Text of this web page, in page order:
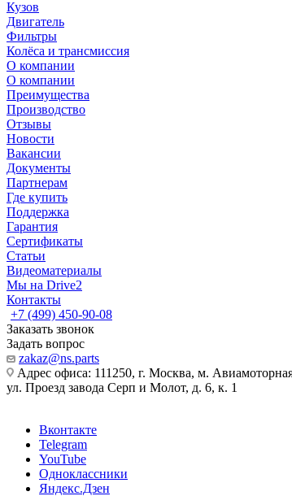
Кузов
Двигатель
Фильтры
Колёса и трансмиссия
О компании
О компании
Преимущества
Производство
Отзывы
Новости
Вакансии
Документы
Партнерам
Где купить
Поддержка
Гарантия
Сертификаты
Статьи
Видеоматериалы
Мы на Drive2
Контакты
+7 (499) 450-90-08
Заказать звонок
Задать вопрос
zakaz@ns.parts
Адрес офиса: 111250, г. Москва, м.
ул. Проезд завода Серп и Молот, д. 6, к. 1
Вконтакте
Telegram
YouTube
Одноклассники
Яндекс.Дзен